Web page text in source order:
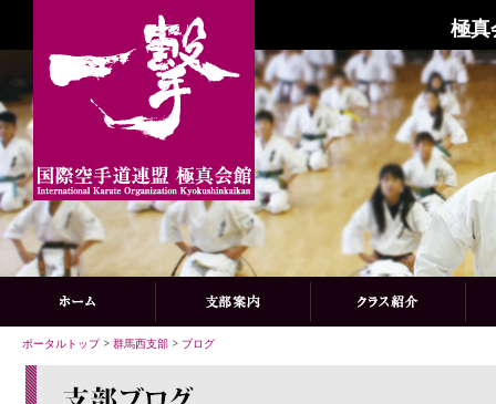
極真
ポータルトップ> 群馬西支部 > ブログ